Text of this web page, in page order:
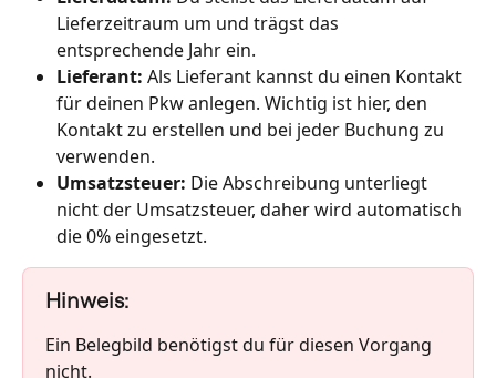
Lieferzeitraum um und trägst das
entsprechende Jahr ein.
Lieferant: Als Lieferant kannst du einen Kontakt
für deinen Pkw anlegen. Wichtig ist hier, den
Kontakt zu erstellen und bei jeder Buchung zu
verwenden.
Umsatzsteuer: Die Abschreibung unterliegt
nicht der Umsatzsteuer, daher wird automatisch
die 0% eingesetzt.
Hinweis:
Ein Belegbild benötigst du für diesen Vorgang
nicht.